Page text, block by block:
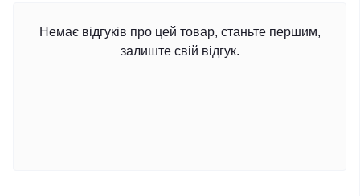
Немає відгуків про цей товар, станьте першим,
залиште свій відгук.